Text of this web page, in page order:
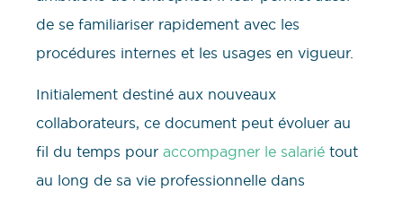
de se familiariser rapidement avec les
procédures internes et les usages en vigueur.
Initialement destiné aux nouveaux
collaborateurs, ce document peut évoluer au
fil du temps pour accompagner le salarié tout
au long de sa vie professionnelle dans